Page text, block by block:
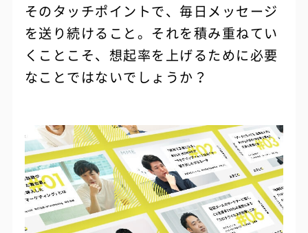
そのタッチポイントで、毎日メッセージ
を送り続けること。それを積み重ねてい
くことこそ、想起率を上げるために必要
なことではないでしょうか？